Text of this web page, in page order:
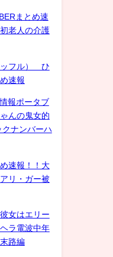
まとめ速
老人の介護
ッフル） ひ
速報
報ポータブ
んの鬼女的
クナンバーハ
速報！！大
リ・ガー被
女はエリー
ラ電波中年
路編